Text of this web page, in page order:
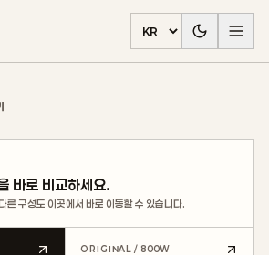
바로 비교하세요.
른 구성도 이곳에서 바로 이동할 수 있습니다.
ORIGINAL / 800W